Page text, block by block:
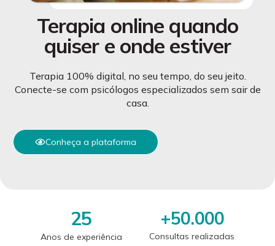
Terapia online quando
quiser e onde estiver
Terapia 100% digital, no seu tempo, do seu jeito.
Conecte-se com psicólogos especializados sem sair de
casa.
Conheça a plataforma
25
Anos de experiência
+50.000
Consultas realizadas